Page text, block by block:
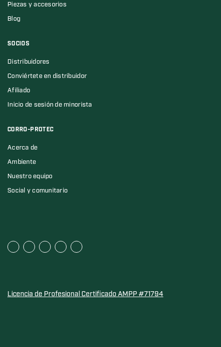
Piezas y accesorios
Blog
SOCIOS
Distribuidores
Conviértete en distribuidor
Afiliado
Inicio de sesión de minorista
CORRO-PROTEC
Acerca de
Ambiente
Nuestro equipo
Social y comunitario
Licencia de Profesional Certificado AMPP #71794